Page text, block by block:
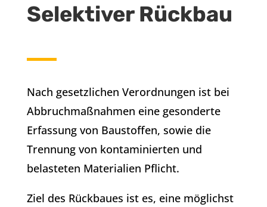
Selektiver Rückbau
Nach gesetzlichen Verordnungen ist bei
Abbruchmaßnahmen eine gesonderte
Erfassung von Baustoffen, sowie die
Trennung von kontaminierten und
belasteten Materialien Pflicht.
Ziel des Rückbaues ist es, eine möglichst